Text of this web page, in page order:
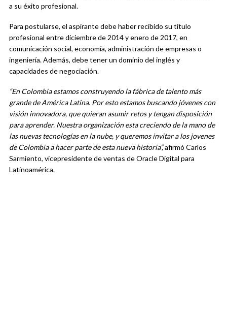
a su éxito profesional.
Para postularse, el aspirante debe haber recibido su título
profesional entre diciembre de 2014 y enero de 2017, en
comunicación social, economía, administración de empresas o
ingeniería. Además, debe tener un dominio del inglés y
capacidades de negociación.
“En Colombia estamos construyendo la fábrica de talento más
grande de América Latina. Por esto estamos buscando jóvenes con
visión innovadora, que quieran asumir retos y tengan disposición
para aprender. Nuestra organización esta creciendo de la mano de
las nuevas tecnologías en la nube, y queremos invitar a los jovenes
de Colombia a hacer parte de esta nueva historia”,afirmó Carlos
Sarmiento, vicepresidente de ventas de Oracle Digital para
Latinoamérica.